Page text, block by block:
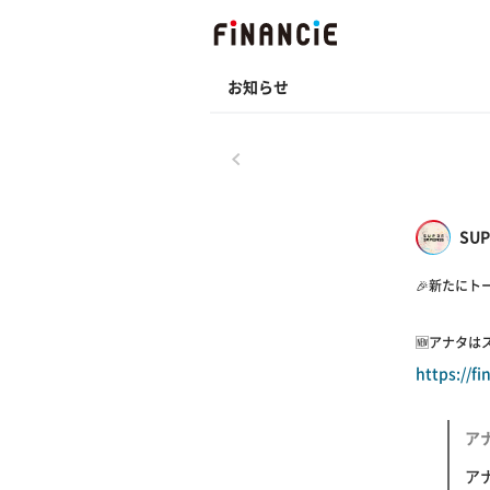
お知らせ
🎉新たにト
🆕アナタは
https://
ア
ア